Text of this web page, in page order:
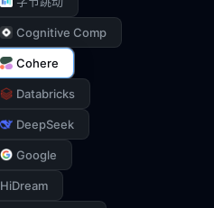
Cognitive Comp
Cohere
Databricks
DeepSeek
Google
HiDream